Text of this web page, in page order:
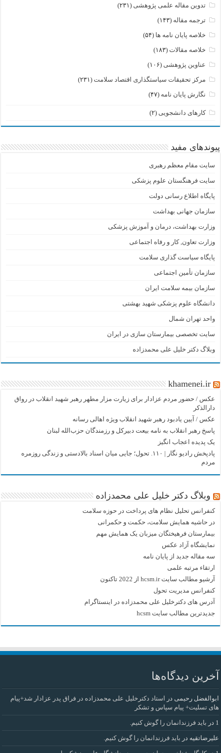
تدوین مقاله علمی پژوهشی (۲۳۱)
ترجمه مقاله (۱۴۳)
خلاصه پایان نامه ها (۵۴)
خلاصه مقالات (۱۸۳)
عناوین پژوهشی (۱۰۶)
مرکز تحقیقات سیاستگذاری اقتصاد سلامت (۲۳۱)
نگارش پایان نامه (۴۷)
کارهای دانشجویی (۲)
پیوندهای مفید
سایت مقام معظم رهبری
سایت فرهنگستان علوم پزشکی
پایگاه اطلاع رسانی دولت
سازمان جهانی بهداشت
وزارت بهداشت، درمان و آموزش پزشکی
وزارت تعاون, کار و رفاه اجتماعی
پایگاه سیاست گذاری سلامت
سازمان تأمین اجتماعی
سازمان بیمه سلامت ایران
دانشگاه علوم پزشکی شهید بهشتی
واحد تهران شمال
سایت تخصصی بیمارستان سازی در ایران
وبلاگ دکتر خلیل علی محمدزاده
khamenei.ir
عکس / حضور مردم عزادار برای زیارت مزار مطهر رهبر شهید انقلاب در رواق
دارالذکر
عکس / آیین یادبود رهبر شهید انقلاب ویژه اهالی رسانه
پاسخ رهبر انقلاب به نامه بیعت دبیرکل و رزمندگان حزب‌الله لبنان
یک پدیده اعجاب انگیز
پادپخش رادیو نگار | ۱۱۰. تحول؛ جایی میان اسناد بالادستی و زندگی روزمره
مردم
وبلاگ دکتر خلیل علی محمدزاده
کنفرانس تحلیل نظام های پرداخت در حوزه سلامت
در حاشیه همایش سلامت، حکمت و حکمرانی
بیمارستان فرهیختگان میزبان یک همایش مهم
نمایشگاه آزاد عکس
سه مقاله جدید از پایان نامه
ارتقاء مرتبه علمی
آرشیو مطالب سایت hcsm.ir از 2022 تاکنون
کنفرانس مدیریت تحول
آدرس های دکترخلیل علی محمدزاده در اینستاگرام
جدیدترین مطالب سایت hcsm
آخرین دیدگاه‌ها
ابوالفضل رحیمی در
استاد دکترخلیل علی محمدزاده در فراق پدر عزادار شد+پیام
های تسلیت+ پیام سپاس و تشکر
1 در باید فرزندانمان را گوش کنیم.
علیرضاتقیه در باید فرزندانمان را گوش کنیم.